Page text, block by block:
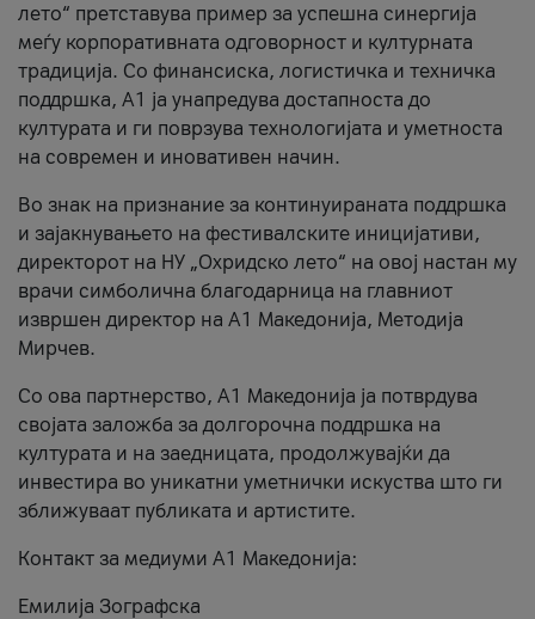
лето“ претставува пример за успешна синергија
меѓу корпоративната одговорност и културната
традиција. Со финансиска, логистичка и техничка
поддршка, A1 ја унапредува достапноста до
културата и ги поврзува технологијата и уметноста
на современ и иновативен начин.
Во знак на признание за континуираната поддршка
и зајакнувањето на фестивалските иницијативи,
директорот на НУ „Охридско лето“ на овој настан му
врачи симболична благодарница на главниот
извршен директор на A1 Македонија, Методија
Мирчев.
Со ова партнерство, A1 Македонија ја потврдува
својата заложба за долгорочна поддршка на
културата и на заедницата, продолжувајќи да
инвестира во уникатни уметнички искуства што ги
зближуваат публиката и артистите.
Контакт за медиуми А1 Македонија:
Емилија Зографска